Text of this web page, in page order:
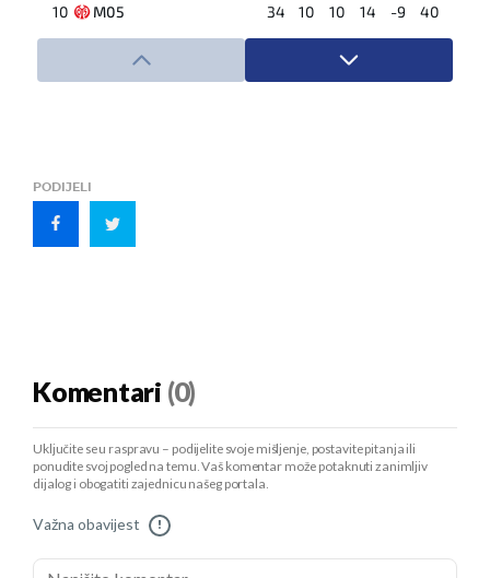
10 M05 34 10 10 14 -9 40
9
15 SVW
PODIJELI
Komentari (0)
Uključite se u raspravu – podijelite svoje mišljenje, postavite pitanja ili
ponudite svoj pogled na temu. Vaš komentar može potaknuti zanimljiv
dijalog i obogatiti zajednicu našeg portala.
Važna obavijest !